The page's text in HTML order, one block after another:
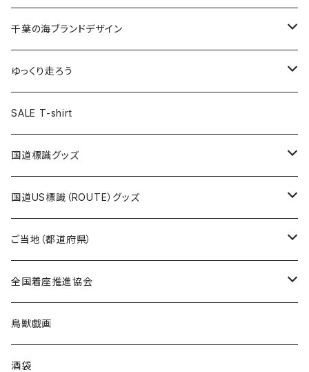
キャップ
トートバッグ
ランチバッグ
エコバッグ
キーホルダー
クリアファイル
缶バッジ
キーホルダー
クリアファイル
缶バッジ54mm
JAGUARさんコラボグッズ
Tシャツ
ステッカー
サコッシュ
ホテルキーホルダー
モーテルキーホルダー
トートバッグ
缶バッジ
クリアファイル
マスク
エコバッグ
千葉ロッテマリーンズコラボ
キャップ
エコバッグ
ステッカー
モーテルキーホルダー
ホテルキーホルダー
トートバッグ
Tシャツ
キャップ
ステッカー
ホテルキーホルダー
千葉の海ブランドデザイン
Tシャツ
キャップ
ステッカー
ゆっくり走ろう
Tシャツ
ステッカー
ホテルキーホルダー
SALE T-shirt
国道標識グッズ
ステッカー
国道0～99号線
国道100～199号線
Tシャツ
キャップ
国道US標識（ROUTE）グッズ
ステッカー
ROUTE 0～99号線
ROUTE100～199号線
Tシャツ
ROUTE 0～99号線
ROUTE 100～199号線
キャップ
ROUTE 0～99号線
ご当地（都道府県）
北海道
青森県
岩手県
全国着座推進協会
ステッカー
鳥獣戯画
酒袋